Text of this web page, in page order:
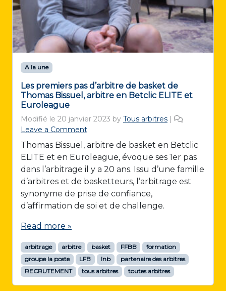
A la une
Les premiers pas d’arbitre de basket de
Thomas Bissuel, arbitre en Betclic ELITE et
Euroleague
Modifié le 20 janvier 2023 by Tous arbitres
Leave a Comment
Thomas Bissuel, arbitre de basket en Betclic
ELITE et en Euroleague, évoque ses 1er pas
dans l’arbitrage il y a 20 ans. Issu d’une famille
d’arbitres et de basketteurs, l’arbitrage est
synonyme de prise de confiance,
d’affirmation de soi et de challenge.
Read more »
arbitrage arbitre basket FFBB
formation
groupe la poste
LFB lnb
partenaire des arbitres
RECRUTEMENT
tous arbitres toutes arbitres